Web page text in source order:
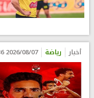
أخبار رياضة 2026/08/07 06:36